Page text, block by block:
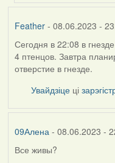
Feather- 08.06.2023 -
Сегодня в 22:08 в
4 птенцов. Завтра
отверстие в гнезде.
Увайдзіце ці
09Алена - 08.06.2023 -
Все живы?